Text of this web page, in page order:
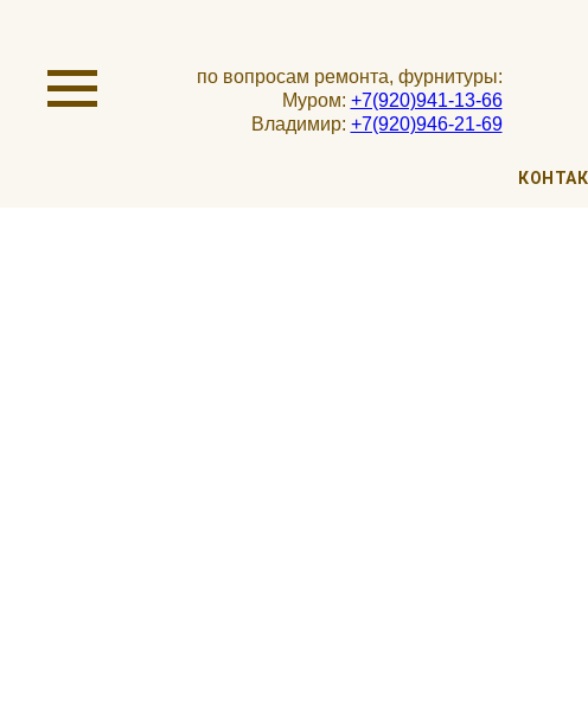
по вопросам ремонта, фурнитуры:
Муром: +7(920)941-13-66
Владимир: +7(920)946-21-69